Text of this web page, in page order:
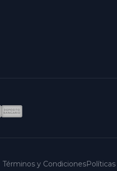
Términos y Condiciones